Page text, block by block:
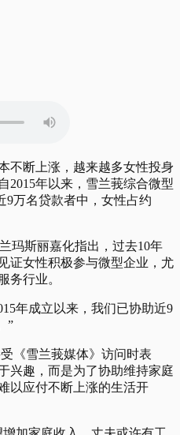
不断上涨，越来越多女性投身
2015年以来，雪兰莪综合微型
9万名贷款者中，女性占约
玛斯丽嘉化指出，过去10年
证女性积极参与微型企业，尤
务行业。
年成立以来，我们已协助近9
”
《雪兰莪媒体》访问时表
兴趣，而是为了协助维持家庭
以应付不断上涨的生活开